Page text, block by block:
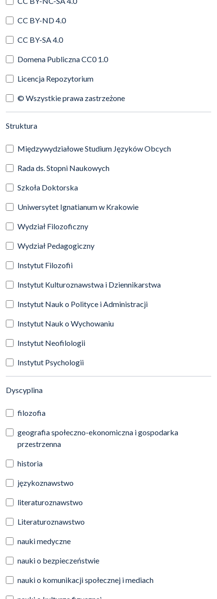
CC BY-ND 4.0
CC BY-SA 4.0
Domena Publiczna CC0 1.0
Licencja Repozytorium
© Wszystkie prawa zastrzeżone
Struktura(automatyczne przeładowanie treści)
Międzywydziałowe Studium Języków Obcych
Rada ds. Stopni Naukowych
Szkoła Doktorska
Uniwersytet Ignatianum w Krakowie
Wydział Filozoficzny
Wydział Pedagogiczny
Instytut Filozofii
Instytut Kulturoznawstwa i Dziennikarstwa
Instytut Nauk o Polityce i Administracji
Instytut Nauk o Wychowaniu
Instytut Neofilologii
Instytut Psychologii
Dyscyplina(automatyczne przeładowanie treści)
filozofia
geografia społeczno-ekonomiczna i gospodarka
przestrzenna
historia
językoznawstwo
literaturoznawstwo
Literaturoznawstwo
nauki medyczne
nauki o bezpieczeństwie
nauki o komunikacji społecznej i mediach